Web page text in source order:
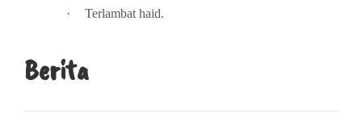
· Terlambat haid.
Berita